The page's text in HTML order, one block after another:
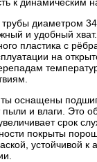
трубы диаметром
и удобный
пластика с
на
оснащены
и влаги. Это
срок
покрыты
устойчивой